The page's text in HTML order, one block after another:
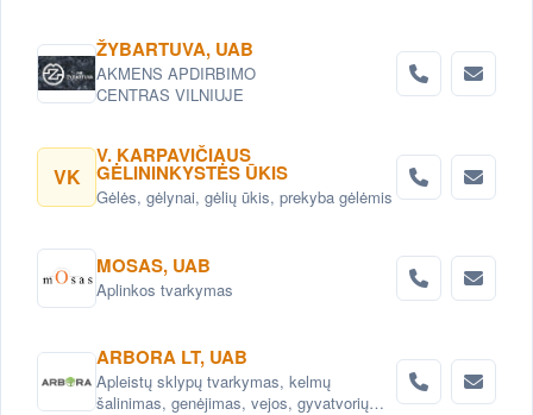
ŽYBARTUVA, UAB
AKMENS APDIRBIMO
CENTRAS VILNIUJE
VK
V. KARPAVIČIAUS
GĖLININKYSTĖS ŪKIS
Gėlės, gėlynai, gėlių ūkis, prekyba gėlėmis
MOSAS, UAB
Aplinkos tvarkymas
ARBORA LT, UAB
Apleistų sklypų tvarkymas, kelmų
šalinimas, genėjimas, vejos, gyvatvorių